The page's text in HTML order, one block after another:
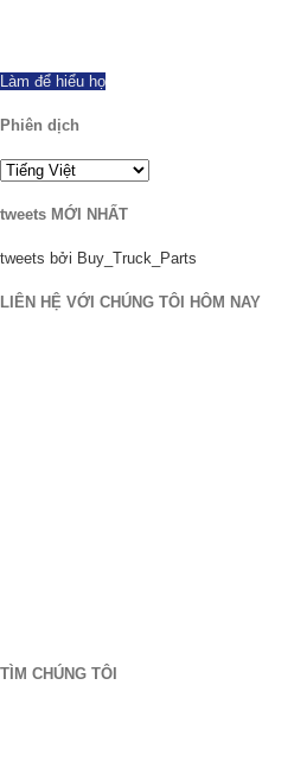
Làm để hiểu họ
Phiên dịch
tweets MỚI NHẤT
tweets bởi Buy_Truck_Parts
LIÊN HỆ VỚI CHÚNG TÔI HÔM NAY
TÌM CHÚNG TÔI